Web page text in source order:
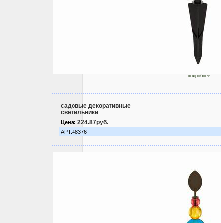
подробнее...
садовые декоративные
светильники
Цена: 224.87руб.
АРТ.48376